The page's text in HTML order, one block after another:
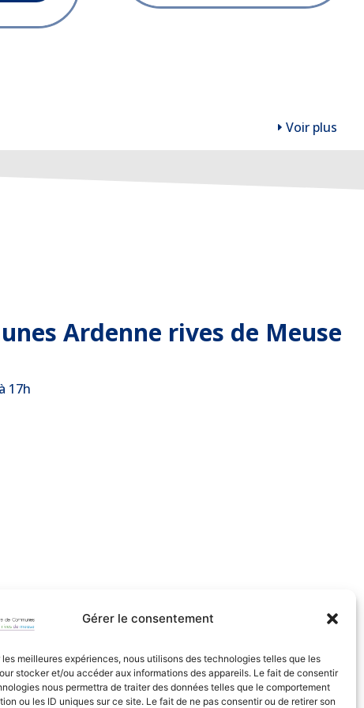
Gérer le consentement
les meilleures expériences, nous utilisons des technologies telles que les
stocker et/ou accéder aux informations des appareils. Le fait de consentir
nous permettra de traiter des données telles que le comportement
ou les ID uniques sur ce site. Le fait de ne pas consentir ou de retirer son
Voir plus
Ardenne rives de Meuse
17h